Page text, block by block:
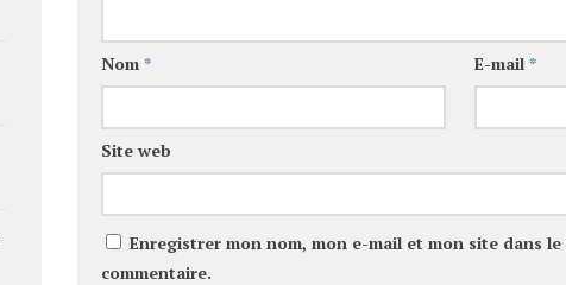
Nom * E-mail *
Site web
Enregistrer mon nom, mon e-mail et mon site dans
commentaire.